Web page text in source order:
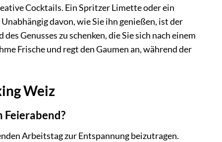
Cocktails. Ein Spritzer Limette oder ein
davon, wie Sie ihn genießen, ist der
Genusses zu schenken, die Sie sich nach einem
Frische und regt den Gaumen an, während der
Weiz
Arbeitstag zur Entspannung beizutragen.